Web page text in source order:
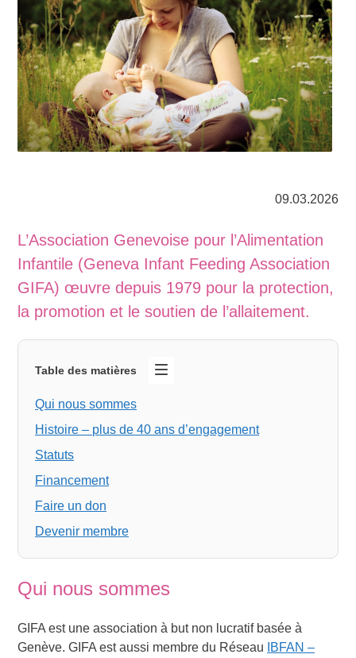
09.03.2026
L’Association Genevoise pour l’Alimentation
Infantile (Geneva Infant Feeding Association
GIFA) œuvre depuis 1979 pour la protection,
la promotion et le soutien de l’allaitement.
Table des matières
Qui nous sommes
Histoire – plus de 40 ans d’engagement
Statuts
Financement
Faire un don
Devenir membre
Qui nous sommes
GIFA est une association à but non lucratif basée à
Genève. GIFA est aussi membre du Réseau
IBFAN –